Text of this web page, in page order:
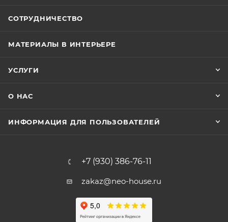
СОТРУДНИЧЕСТВО
МАТЕРИАЛЫ В ИНТЕРЬЕРЕ
УСЛУГИ
О НАС
ИНФОРМАЦИЯ ДЛЯ ПОЛЬЗОВАТЕЛЕЙ
+7 (930) 386-76-11
zakaz@neo-house.ru